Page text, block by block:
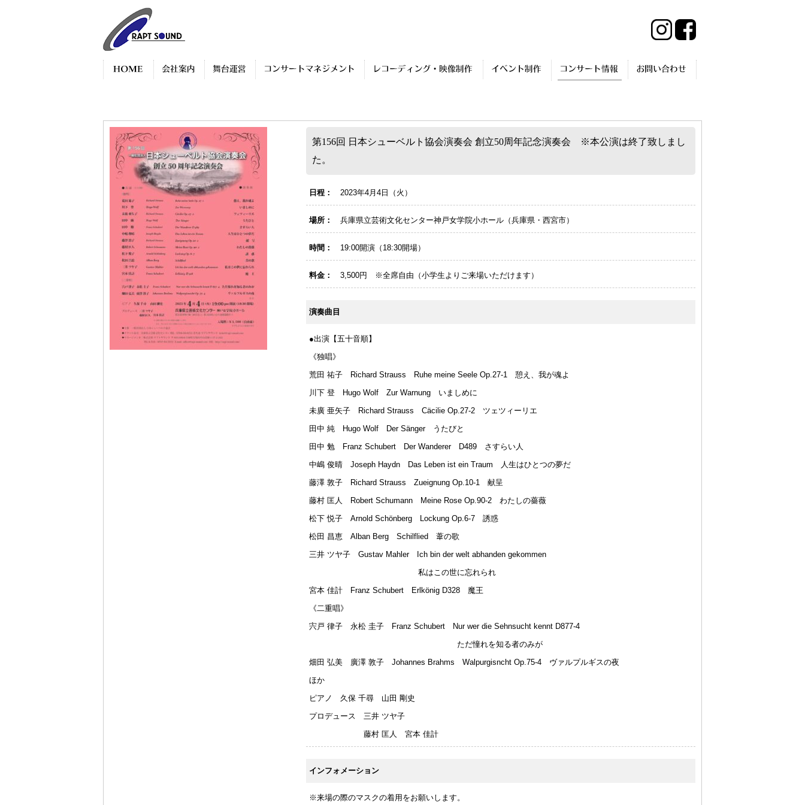
第156回 日本シューベルト協会演奏会 創立50周年記念演奏会 ※本公演は終了致しまし
た。
日程： 2023年4月4日（火）
場所： 兵庫県立芸術文化センター神戸女学院小ホール（兵庫県・西宮市）
時間： 19:00開演（18:30開場）
料金： 3,500円 ※全席自由（小学生よりご来場いただけます）
演奏曲目
●出演【五十音順】
《独唱》
荒田 祐子 Richard Strauss Ruhe meine Seele Op.27-1 憩え、我が魂よ
川下 登 Hugo Wolf Zur Warnung いましめに
未廣 亜矢子 Richard Strauss Cäcilie Op.27-2 ツェツィーリエ
田中 純 Hugo Wolf Der Sänger うたびと
田中 勉 Franz Schubert Der Wanderer D489 さすらい人
中嶋 俊晴 Joseph Haydn Das Leben ist ein Traum 人生はひとつの夢だ
藤澤 敦子 Richard Strauss Zueignung Op.10-1 献呈
藤村 匡人 Robert Schumann Meine Rose Op.90-2 わたしの薔薇
松下 悦子 Arnold Schönberg Lockung Op.6-7 誘惑
松田 昌恵 Alban Berg Schilflied 葦の歌
三井 ツヤ子 Gustav Mahler Ich bin der welt abhanden gekommen
私はこの世に忘れられ
宮本 佳計 Franz Schubert Erlkönig D328 魔王
《二重唱》
宍戸 律子 永松 圭子 Franz Schubert Nur wer die Sehnsucht kennt D877-4
ただ憧れを知る者のみが
畑田 弘美 廣澤 敦子 Johannes Brahms Walpurgisncht Op.75-4 ヴァルプルギスの夜
ほか
ピアノ 久保 千尋 山田 剛史
プロデュース 三井 ツヤ子
藤村 匡人 宮本 佳計
インフォメーション
※来場の際のマスクの着用をお願いします。